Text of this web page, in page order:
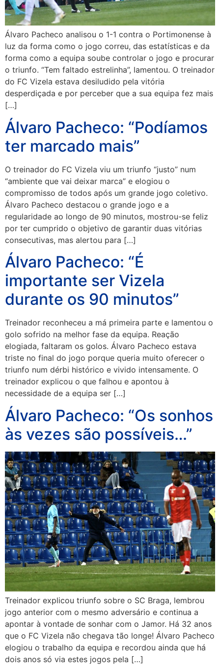
Álvaro Pacheco analisou o 1-1 contra o Portimonense à
luz da forma como o jogo correu, das estatísticas e da
forma como a equipa soube controlar o jogo e procurar
o triunfo. “Tem faltado estrelinha”, lamentou. O treinador
do FC Vizela estava desiludido pela vitória
desperdiçada e por perceber que a sua equipa fez mais
[…]
Álvaro Pacheco: “Podíamos
ter marcado mais”
O treinador do FC Vizela viu um triunfo “justo” num
“ambiente que vai deixar marca” e elogiou o
compromisso de todos após um grande jogo coletivo.
Álvaro Pacheco destacou o grande jogo e a
regularidade ao longo de 90 minutos, mostrou-se feliz
por ter cumprido o objetivo de garantir duas vitórias
consecutivas, mas alertou para […]
Álvaro Pacheco: “É
importante ser Vizela
durante os 90 minutos”
Treinador reconheceu a má primeira parte e lamentou o
golo sofrido na melhor fase da equipa. Reação
elogiada, faltaram os golos. Álvaro Pacheco estava
triste no final do jogo porque queria muito oferecer o
triunfo num dérbi histórico e vivido intensamente. O
treinador explicou o que falhou e apontou à
necessidade de a equipa ser […]
Álvaro Pacheco: “Os sonhos
às vezes são possíveis…”
Treinador explicou triunfo sobre o SC Braga, lembrou
jogo anterior com o mesmo adversário e continua a
apontar à vontade de sonhar com o Jamor. Há 32 anos
que o FC Vizela não chegava tão longe! Álvaro Pacheco
elogiou o trabalho da equipa e recordou ainda que há
dois anos só via estes jogos pela […]